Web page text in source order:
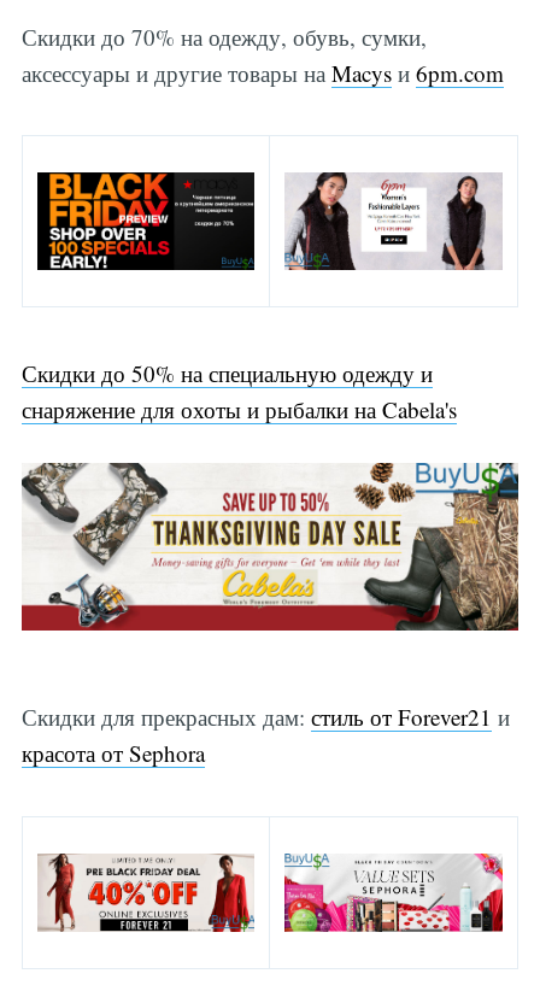
Скидки до 70% на одежду, обувь, сумки,
аксессуары и другие товары на Macysи 6pm.com
Скидки до 50% на специальную одежду и
снаряжение для охоты и рыбалки на Cabela's
Скидки для прекрасных дам: стиль от Forever21 и
красота от Sephora